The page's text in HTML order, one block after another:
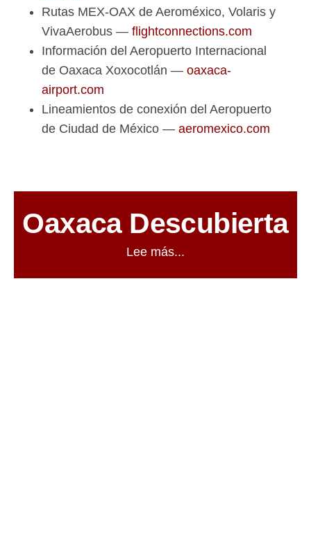
Rutas MEX-OAX de Aeroméxico, Volaris y
VivaAerobus — flightconnections.com
Información del Aeropuerto Internacional
de Oaxaca Xoxocotlán — oaxaca-
airport.com
Lineamientos de conexión del Aeropuerto
de Ciudad de México — aeromexico.com
Oaxaca Descubierta
Lee más...